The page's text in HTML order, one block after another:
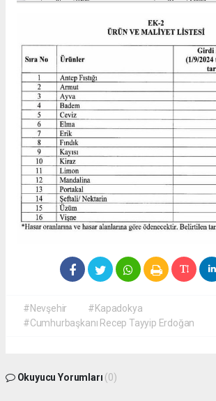
#Nevşehir
#Kapadokya
#Cumhurbaşkanı Recep Tayyip Erdoğan
Okuyucu Yorumları (0)